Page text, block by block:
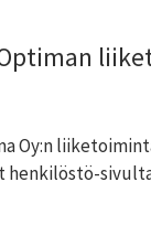
Oy:n